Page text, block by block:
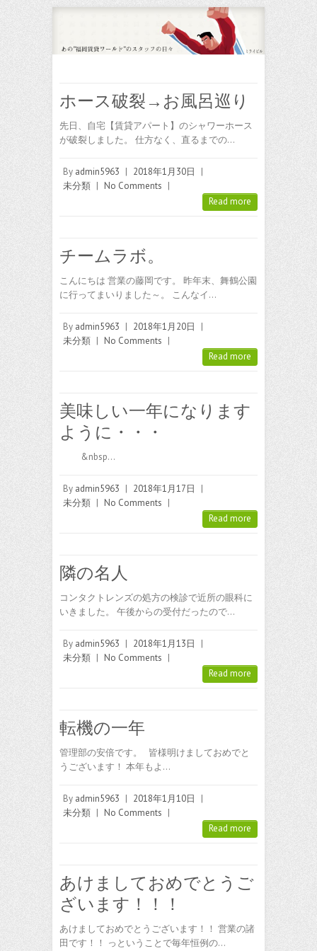
ホース破裂→お風呂巡り
先日、自宅【賃貸アパート】のシャワーホース
が破裂しました。 仕方なく、直るまでの…
By admin5963 | 2018年1月30日
|
未分類 | No Comments |
Read more
チームラボ。
こんにちは 営業の藤岡です。 昨年末、舞鶴公園
に行ってまいりました～。 こんなイ…
By admin5963 | 2018年1月20日
|
未分類 | No Comments |
Read more
美味しい一年になります
ように・・・
&nbsp…
By admin5963 | 2018年1月17日
|
未分類 | No Comments |
Read more
隣の名人
コンタクトレンズの処方の検診で近所の眼科に
いきました。 午後からの受付だったので…
By admin5963 | 2018年1月13日
|
未分類 | No Comments |
Read more
転機の一年
管理部の安倍です。 皆様明けましておめでと
うございます！ 本年もよ…
By admin5963 | 2018年1月10日
|
未分類 | No Comments |
Read more
あけましておめでとうご
ざいます！！！
あけましておめでとうございます！！ 営業の諸
田です！！ っということで毎年恒例の…